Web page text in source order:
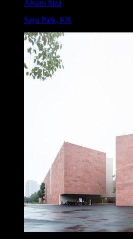
Álvaro Siza
Saya Park, KR